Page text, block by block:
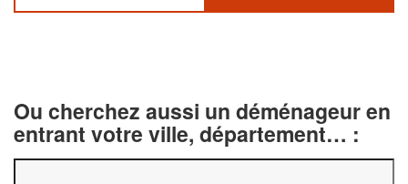
Ou cherchez aussi un déménageur en
entrant votre ville, département… :